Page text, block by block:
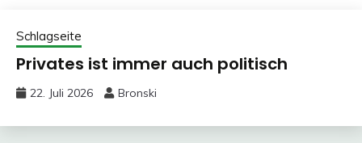
Schlagseite
Privates ist immer auch politisch
22. Juli 2026 Bronski